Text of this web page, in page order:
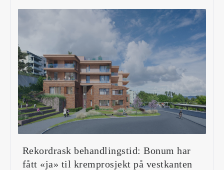
Rekordrask behandlingstid: Bonum har
fått «ja» til kremprosjekt på vestkanten